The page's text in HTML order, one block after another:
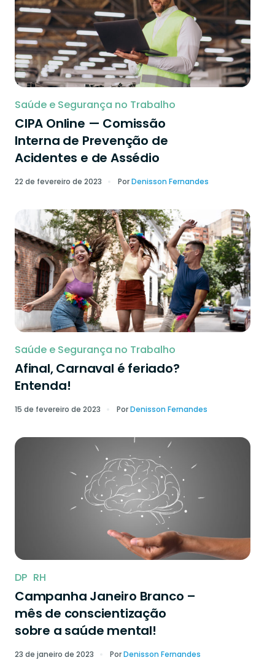
Saúde e Segurança no Trabalho
CIPA Online — Comissão
Interna de Prevenção de
Acidentes e de Assédio
22 de fevereiro de 2023 PorDenisson Fernandes
Saúde e Segurança no Trabalho
Afinal, Carnaval é feriado?
Entenda!
15 de fevereiro de 2023 PorDenisson Fernandes
DP RH
Campanha Janeiro Branco –
mês de conscientização
sobre a saúde mental!
23 de janeiro de 2023 PorDenisson Fernandes